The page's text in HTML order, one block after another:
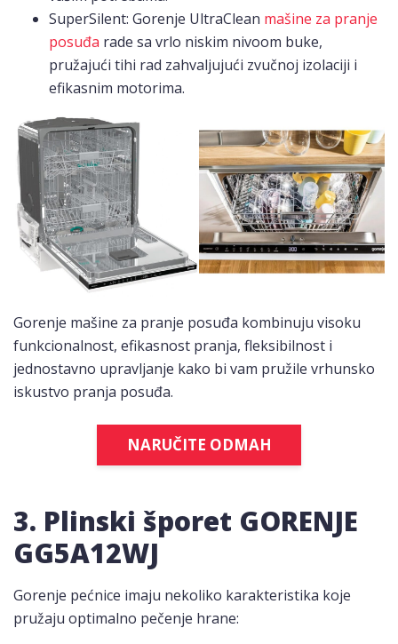
SuperSilent: Gorenje UltraClean mašine za pranje
posuđa rade sa vrlo niskim nivoom buke,
pružajući tihi rad zahvaljujući zvučnoj izolaciji i
efikasnim motorima.
Gorenje mašine za pranje posuđa kombinuju visoku
funkcionalnost, efikasnost pranja, fleksibilnost i
jednostavno upravljanje kako bi vam pružile vrhunsko
iskustvo pranja posuđa.
NARUČITE ODMAH
3. Plinski šporet GORENJE
GG5A12WJ
Gorenje pećnice imaju nekoliko karakteristika koje
pružaju optimalno pečenje hrane: